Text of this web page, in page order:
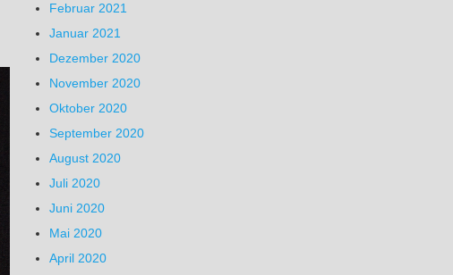
Februar 2021
Januar 2021
Dezember 2020
November 2020
Oktober 2020
September 2020
August 2020
Juli 2020
Juni 2020
Mai 2020
April 2020